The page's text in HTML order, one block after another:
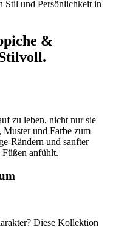
Stil und Persönlichkeit in
&
zu leben, nicht nur sie
Muster und Farbe zum
Rändern und sanfter
anfühlt.
Diese Kollektion